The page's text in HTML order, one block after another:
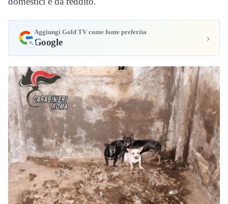
Aggiungi Gold TV come fonte preferita
Google ›